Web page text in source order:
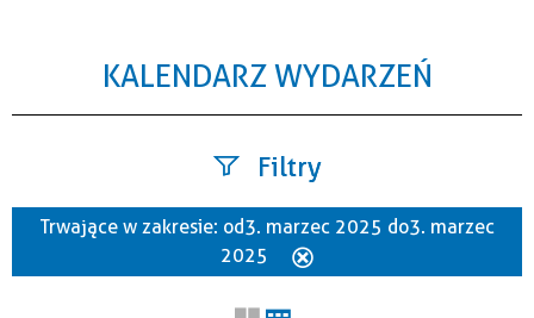
KALENDARZ WYDARZEŃ
Filtry
Szukana fraza
Trwające w zakresie: od 3. marzec 2025 do 3. marzec
2025